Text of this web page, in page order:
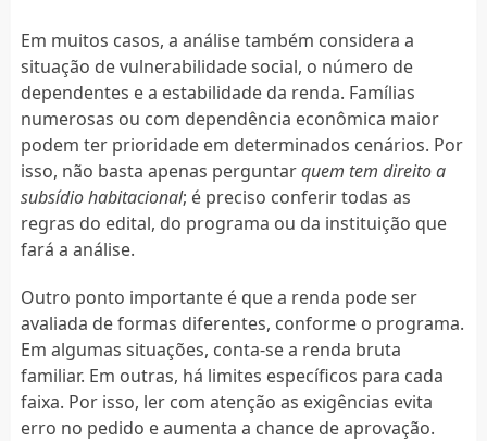
Em muitos casos, a análise também considera a
situação de vulnerabilidade social, o número de
dependentes e a estabilidade da renda. Famílias
numerosas ou com dependência econômica maior
podem ter prioridade em determinados cenários. Por
isso, não basta apenas perguntarquem tem direito a
subsídio habitacional; é preciso conferir todas as
regras do edital, do programa ou da instituição que
fará a análise.
Outro ponto importante é que a renda pode ser
avaliada de formas diferentes, conforme o programa.
Em algumas situações, conta-se a renda bruta
familiar. Em outras, há limites específicos para cada
faixa. Por isso, ler com atenção as exigências evita
erro no pedido e aumenta a chance de aprovação.